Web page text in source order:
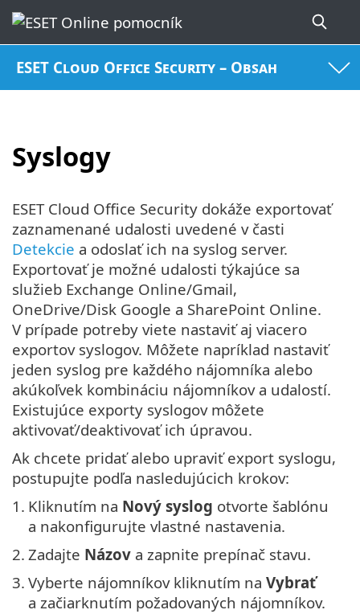
ESET Cloud Office Security – Obsah
Syslogy
ESET Cloud Office Security dokáže exportovať
zaznamenané udalosti uvedené v časti
Detekcie a odoslať ich na syslog server.
Exportovať je možné udalosti týkajúce sa
služieb Exchange Online/Gmail,
OneDrive/Disk Google a SharePoint Online.
V prípade potreby viete nastaviť aj viacero
exportov syslogov. Môžete napríklad nastaviť
jeden syslog pre každého nájomníka alebo
akúkoľvek kombináciu nájomníkov a udalostí.
Existujúce exporty syslogov môžete
aktivovať/deaktivovať ich úpravou.
Ak chcete pridať alebo upraviť export syslogu,
postupujte podľa nasledujúcich krokov:
1. Kliknutím na Nový syslog otvorte šablónu
a nakonfigurujte vlastné nastavenia.
2. Zadajte Názov a zapnite prepínač stavu.
3. Vyberte nájomníkov kliknutím na Vybrať
a začiarknutím požadovaných nájomníkov.